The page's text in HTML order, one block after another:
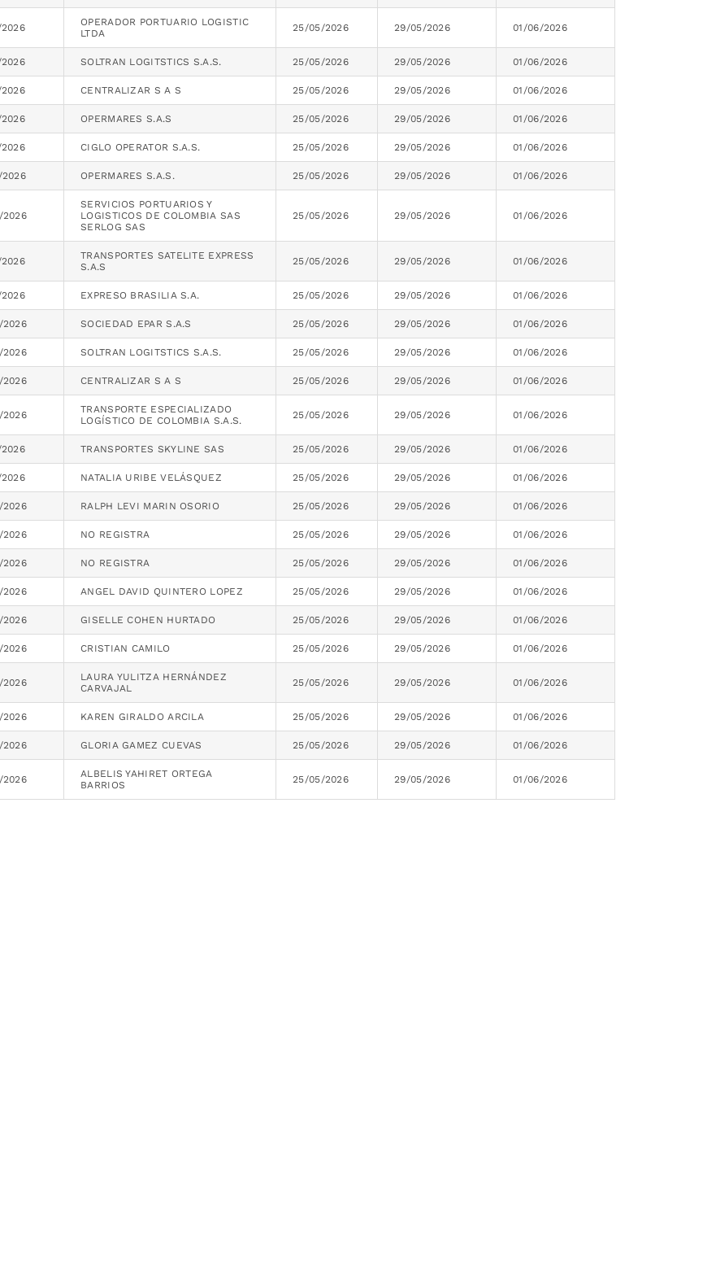
OPERADOR PORTUARIO LOGISTIC
LTDA
25/05/2026 29/05/2026 01/06/2026
SOLTRAN LOGITSTICS S.A.S. 25/05/2026 29/05/2026 01/06/2026
CENTRALIZAR S A S 25/05/2026 29/05/2026 01/06/2026
OPERMARES S.A.S 25/05/2026 29/05/2026 01/06/2026
CIGLO OPERATOR S.A.S. 25/05/2026 29/05/2026 01/06/2026
OPERMARES S.A.S. 25/05/2026 29/05/2026 01/06/2026
SERVICIOS PORTUARIOS Y
LOGISTICOS DE COLOMBIA SAS
SERLOG SAS
25/05/2026 29/05/2026 01/06/2026
TRANSPORTES SATELITE EXPRESS
S.A.S
25/05/2026 29/05/2026 01/06/2026
EXPRESO BRASILIA S.A. 25/05/2026 29/05/2026 01/06/2026
SOCIEDAD EPAR S.A.S 25/05/2026 29/05/2026 01/06/2026
SOLTRAN LOGITSTICS S.A.S. 25/05/2026 29/05/2026 01/06/2026
CENTRALIZAR S A S 25/05/2026 29/05/2026 01/06/2026
TRANSPORTE ESPECIALIZADO
LOGÍSTICO DE COLOMBIA S.A.S.
25/05/2026 29/05/2026 01/06/2026
TRANSPORTES SKYLINE SAS 25/05/2026 29/05/2026 01/06/2026
NATALIA URIBE VELÁSQUEZ 25/05/2026 29/05/2026 01/06/2026
RALPH LEVI MARIN OSORIO 25/05/2026 29/05/2026 01/06/2026
NO REGISTRA 25/05/2026 29/05/2026 01/06/2026
NO REGISTRA 25/05/2026 29/05/2026 01/06/2026
ANGEL DAVID QUINTERO LOPEZ 25/05/2026 29/05/2026 01/06/2026
GISELLE COHEN HURTADO 25/05/2026 29/05/2026 01/06/2026
CRISTIAN CAMILO 25/05/2026 29/05/2026 01/06/2026
LAURA YULITZA HERNÁNDEZ
CARVAJAL
25/05/2026 29/05/2026 01/06/2026
KAREN GIRALDO ARCILA 25/05/2026 29/05/2026 01/06/2026
GLORIA GAMEZ CUEVAS 25/05/2026 29/05/2026 01/06/2026
ALBELIS YAHIRET ORTEGA
BARRIOS
25/05/2026 29/05/2026 01/06/2026